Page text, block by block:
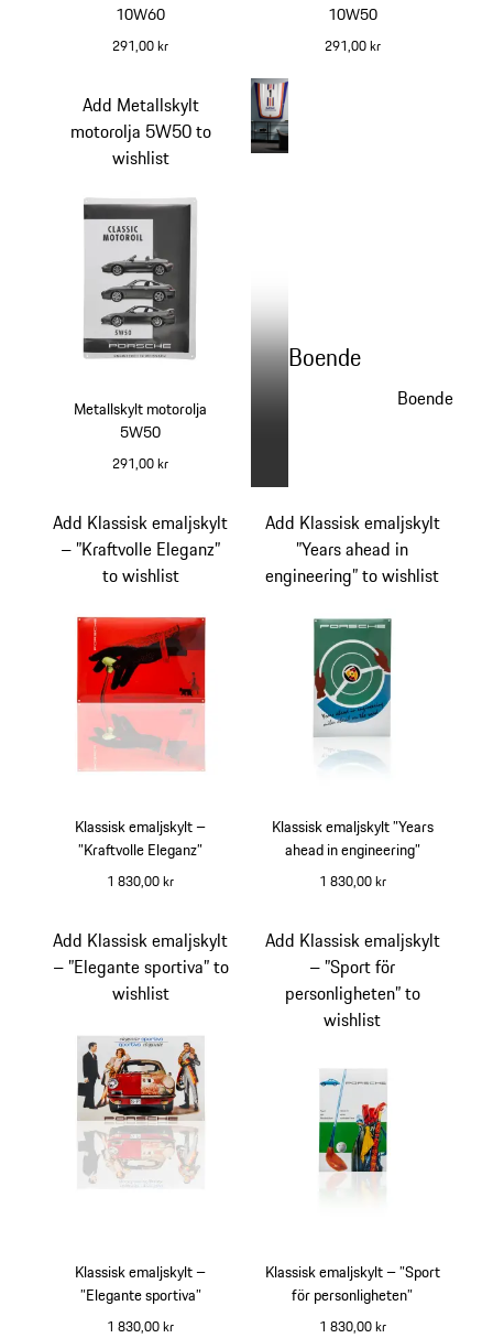
10W60
291,00 kr
10W50
291,00 kr
Metallskylt motorolja
5W50
291,00 kr
Add Metallskylt
motorolja 5W50 to
wishlist
Boende
Boende
Klassisk emaljskylt –
”Kraftvolle Eleganz”
1 830,00 kr
Add Klassisk emaljskylt
– ”Kraftvolle Eleganz”
to wishlist
Klassisk emaljskylt ”Years
ahead in engineering”
1 830,00 kr
Add Klassisk emaljskylt
”Years ahead in
engineering” to wishlist
Klassisk emaljskylt –
”Elegante sportiva”
1 830,00 kr
Add Klassisk emaljskylt
– ”Elegante sportiva” to
wishlist
Klassisk emaljskylt – ”Sport
för personligheten”
1 830,00 kr
Add Klassisk emaljskylt
– ”Sport för
personligheten” to
wishlist